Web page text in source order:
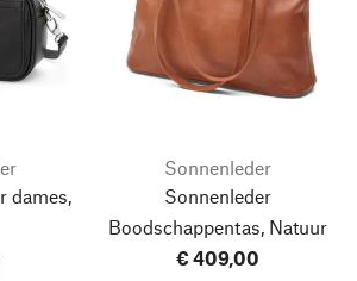
dames,
Sonnenleder
Sonnenleder
Boodschappentas, Natuur
€ 409,00